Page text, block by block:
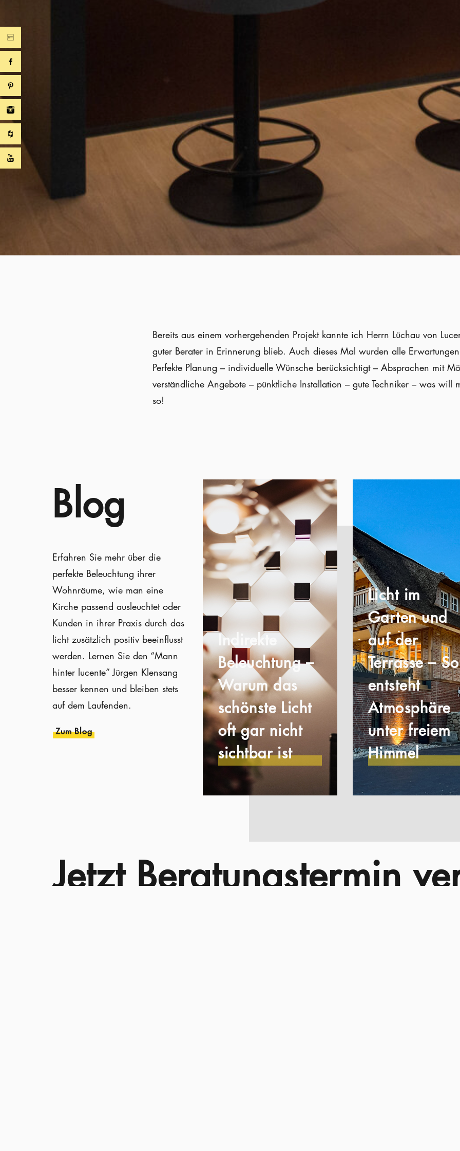
Bereits aus einem vorhergehenden Projekt kannte ich Herrn Lüchau von
guter Berater in Erinnerung blieb. Auch dieses Mal wurden alle
Perfekte Planung – individuelle Wünsche berücksichtigt – Absprachen mit
verständliche Angebote – pünktliche Installation – gute Techniker – was will
so!
Blog
Erfahren Sie mehr über die
perfekte Beleuchtung ihrer
Wohnräume, wie man eine
Kirche passend ausleuchtet oder
Kunden in ihrer Praxis durch das
licht zusätzlich positiv beeinflusst
werden. Lernen Sie den “Mann
hinter lucente” Jürgen Klensang
besser kennen und bleiben stets
auf dem Laufenden.
Zum Blog
Indirekte
Beleuchtung –
Warum das
schönste Licht
oft gar nicht
sichtbar ist
Licht im
Garten und
auf der
Terrasse – So
entsteht
Atmosphäre
unter freiem
Himmel
Jetzt Beratungstermin